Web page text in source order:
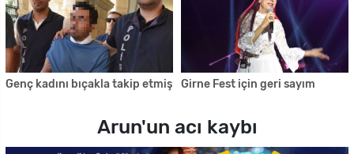
Genç kadını bıçakla takip etmiş Girne Fest için geri sayım
Arun'un acı kaybı